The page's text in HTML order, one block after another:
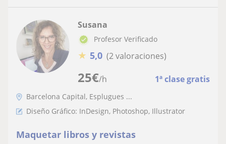
25€/h 1ª clase gratis
Susana
Profesor Verificado
★ 5,0 (2 valoraciones)
Barcelona Capital, Esplugues ...
Diseño Gráfico: InDesign, Photoshop, Illustrator
Maquetar libros y revistas